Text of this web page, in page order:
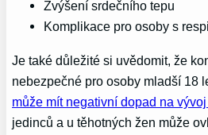
Zvýšení srdečního tepu
Komplikace pro osoby s
Je také důležité si uvědomit, že
nebezpečné pro osoby mladší 18
může mít negativní dopad na
jedinců a u těhotných žen může